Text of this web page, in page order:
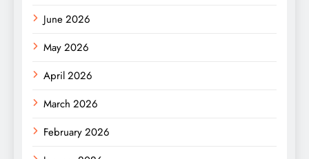
June 2026
May 2026
April 2026
March 2026
February 2026